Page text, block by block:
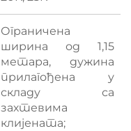
Ограничена
ширина од 1,15
метара, дужина
прилагођена у
складу са
захтевима
клијената;